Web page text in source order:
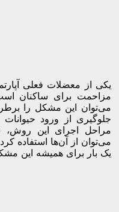
یکی از معضلات فعلی
مزاحمت برای ساکنان
می‌توان این مشکل را
جلوگیری از ورود
مراحل اجرای این روش،
می‌توان از آن‌ها استفاده
یک بار برای همیشه این